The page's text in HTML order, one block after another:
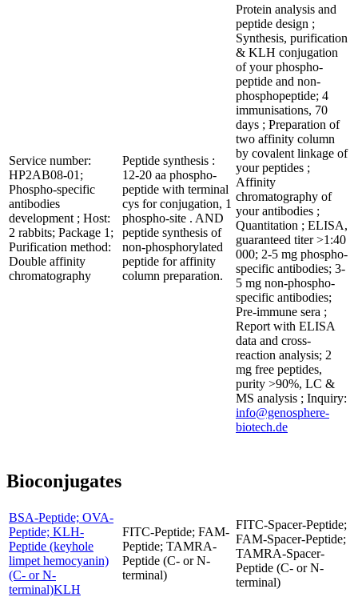
Service number:
HP2AB08-01;
Phospho-specific
antibodies
development ; Host:
2 rabbits; Package 1;
Purification method:
Double affinity
chromatography
Peptide synthesis :
12-20 aa phospho-
peptide with terminal
cys for conjugation, 1
phospho-site . AND
peptide synthesis of
non-phosphorylated
peptide for affinity
column preparation.
Protein analysis and
peptide design ;
Synthesis, purification
& KLH conjugation
of your phospho-
peptide and non-
phosphopeptide; 4
immunisations, 70
days ; Preparation of
two affinity column
by covalent linkage of
your peptides ;
Affinity
chromatography of
your antibodies ;
Quantitation ; ELISA,
guaranteed titer >1:40
000; 2-5 mg phospho-
specific antibodies; 3-
5 mg non-phospho-
specific antibodies;
Pre-immune sera ;
Report with ELISA
data and cross-
reaction analysis; 2
mg free peptides,
purity >90%, LC &
MS analysis ; Inquiry:
info@genosphere-
biotech.de
Bioconjugates
BSA-Peptide; OVA-
Peptide; KLH-
Peptide (keyhole
limpet hemocyanin)
(C- or N-
terminal)KLH
FITC-Peptide; FAM-
Peptide; TAMRA-
Peptide (C- or N-
terminal)
FITC-Spacer-Peptide;
FAM-Spacer-Peptide;
TAMRA-Spacer-
Peptide (C- or N-
terminal)